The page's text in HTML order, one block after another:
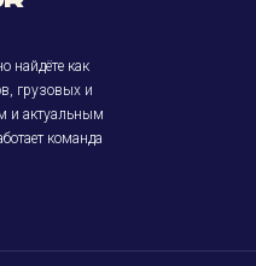
найдёте как
грузовых и
и актуальным
команда